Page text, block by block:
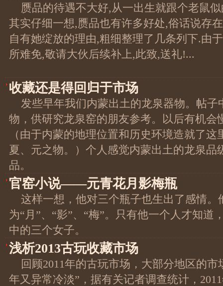
赝品的待遇不大好,从一出生就跟个老鼠
其实仔细一想,赝品也有许多好处,俗话说存
自有她绽放的理由,粗细整理了几条列下.由
所难免,敬请大伙后续补上,此致,送礼!...
收藏还是得回归于市场
发些早年我们内蒙出土的龙泉器物。帖
物，供研究龙泉窑的朋友参考。以后有机会
（由于内蒙的地理位置和历史环境造就了
夏、元之物。）个人感觉内蒙出土的龙泉品
品。
官窑小说——元青花月影梅瓶
这样一想，他对三个瓶子也生出了感情
为“月”、“影”、“梅”。只有他一个人才知
中的三个女子。
浅析2013古玩收藏市场
回顾2011年的古玩市场，大部分地区的
年又异常冷淡”，据有关记者调查统计，